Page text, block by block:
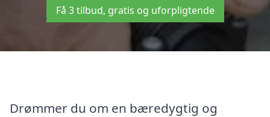
Få 3 tilbud, gratis og uforpligtende
Drømmer du om en bæredygtig og